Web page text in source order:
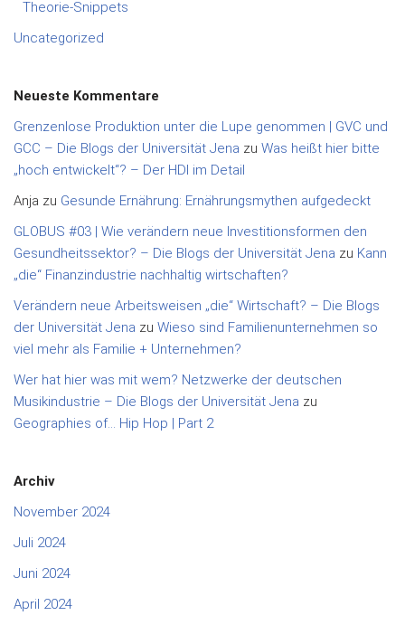
Theorie-Snippets
Uncategorized
Neueste Kommentare
Grenzenlose Produktion unter die Lupe genommen | GVC und
GCC – Die Blogs der Universität Jena zu Was heißt hier bitte
„hoch entwickelt“? – Der HDI im Detail
Anja zu Gesunde Ernährung: Ernährungsmythen aufgedeckt
GLOBUS #03 | Wie verändern neue Investitionsformen den
Gesundheitssektor? – Die Blogs der Universität Jena zu Kann
„die“ Finanzindustrie nachhaltig wirtschaften?
Verändern neue Arbeitsweisen „die“ Wirtschaft? – Die Blogs
der Universität Jena zu Wieso sind Familienunternehmen so
viel mehr als Familie + Unternehmen?
Wer hat hier was mit wem? Netzwerke der deutschen
Musikindustrie – Die Blogs der Universität Jena zu
Geographies of… Hip Hop | Part 2
Archiv
November 2024
Juli 2024
Juni 2024
April 2024